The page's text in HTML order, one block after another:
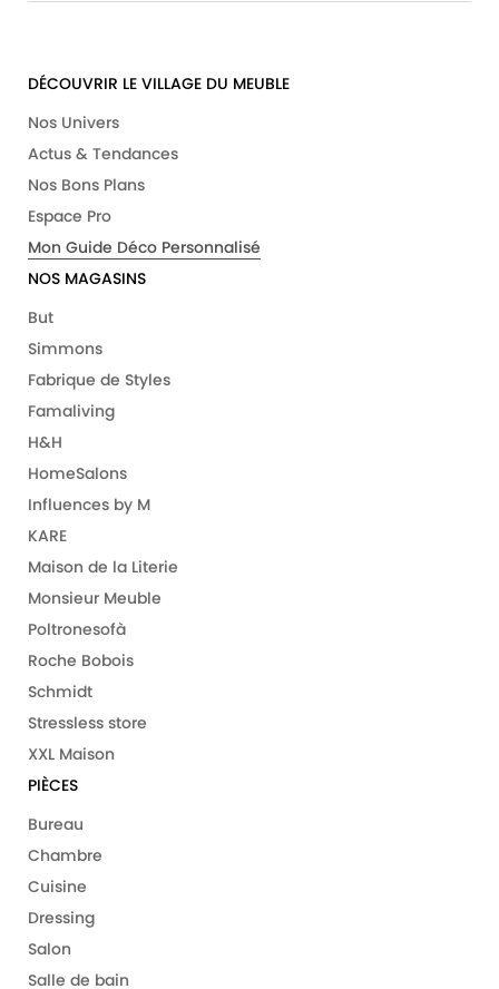
DÉCOUVRIR LE VILLAGE DU MEUBLE
Nos Univers
Actus & Tendances
Nos Bons Plans
Espace Pro
Mon Guide Déco Personnalisé
NOS MAGASINS
But
Simmons
Fabrique de Styles
Famaliving
H&H
HomeSalons
Influences by M
KARE
Maison de la Literie
Monsieur Meuble
Poltronesofà
Roche Bobois
Schmidt
Stressless store
XXL Maison
PIÈCES
Bureau
Chambre
Cuisine
Dressing
Salon
Salle de bain